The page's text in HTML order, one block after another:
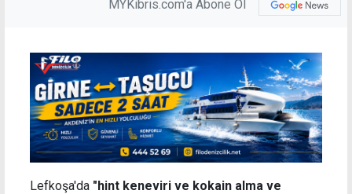
MYKibris.com'a Abone Ol
Lefkoşa'da "hint keneviri ve kokain alma ve